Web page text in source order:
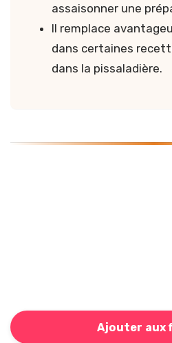
assaisonner une
Il remplace
dans certaines
dans la pissaladière.
Ajouter aux